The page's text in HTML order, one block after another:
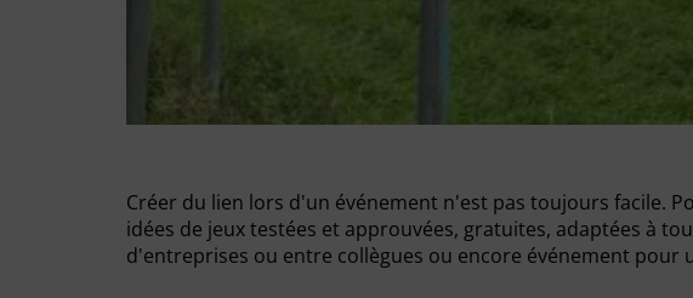
Créer du lien lors d'un événement n'est pas toujours facile.
idées de jeux testées et approuvées, gratuites, adaptées à
d'entreprises ou entre collègues ou encore événement pour